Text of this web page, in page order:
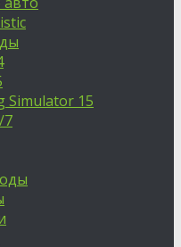
Simulator 15
7